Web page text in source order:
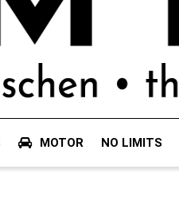
MOTOR NO LIMITS